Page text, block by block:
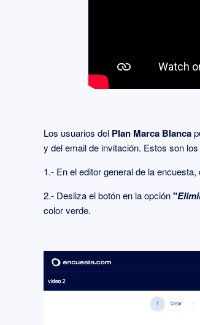
Los usuarios del Plan Marca Blanca
y del email de invitación. Estos son
1.- En el editor general de la
2.- Desliza el botón en la opción"
color verde.